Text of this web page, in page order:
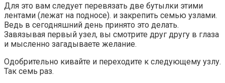
Для это вам следует перевязать две бутылки этими
лентами (лежат на подносе). и закрепить семью узлами.
Ведь в сегодняшний день принято это делать.
Завязывая первый узел, вы смотрите друг другу в глаза
и мысленно загадываете желание.
Одобрительно кивайте и переходите к следующему узлу.
Так семь раз.